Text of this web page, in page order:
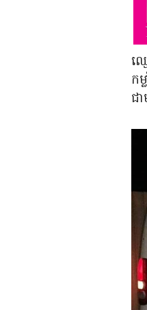
ឈ្
ក
ជ